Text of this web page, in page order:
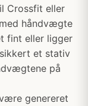
Crossfit eller
håndvægte
fint eller ligger
et stativ
på
genereret